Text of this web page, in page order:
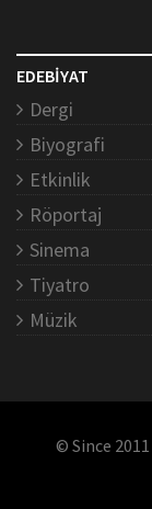
EDEBİYAT
Dergi
Biyografi
Etkinlik
Röportaj
Sinema
Tiyatro
Müzik
© Since 2011